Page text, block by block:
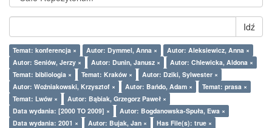
Idź
Temat: konferencja × Autor: Dymmel, Anna ×
Autor: Aleksiewicz, Anna ×
Autor: Seniów, Jerzy ×
Autor: Dunin, Janusz ×
Autor: Chlewicka, Aldona ×
Temat: bibliologia ×
Temat: Kraków ×
Autor: Dziki, Sylwester ×
Autor: Woźniakowski, Krzysztof ×
Autor: Bańdo, Adam ×
Temat: prasa ×
Temat: Lwów ×
Autor: Bąbiak, Grzegorz Paweł ×
Data wydania: [2000 TO 2009] ×
Autor: Bogdanowska-Spuła, Ewa ×
Data wydania: 2001 ×
Autor: Bujak, Jan × Has File(s): true ×